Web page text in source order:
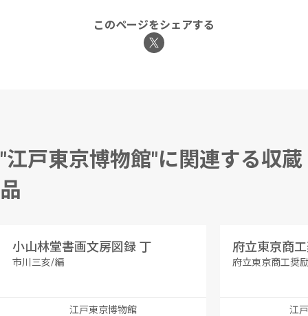
このページをシェアする
"江戸東京博物館"に関連する収蔵
品
小山林堂書画文房図録 丁
市川三亥/編
江戸東京博物館
府立東京商工奨
江